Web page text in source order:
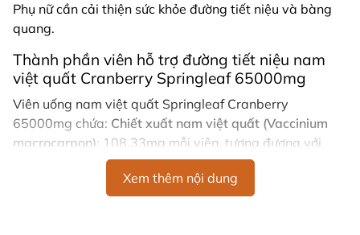
Phụ nữ cần cải thiện sức khỏe đường tiết niệu và bàng
quang.
Thành phần viên hỗ trợ đường tiết niệu nam
việt quất Cranberry Springleaf 65000mg
Viên uống nam việt quất Springleaf Cranberry
65000mg chứa: Chiết xuất nam việt quất (Vaccinium
macrocarpon): 108.33mg mỗi viên, tương đương với
65g trái cây tươi.
Hướng dẫn sử dụng viên uống hỗ trợ đường
Xem thêm nội dung